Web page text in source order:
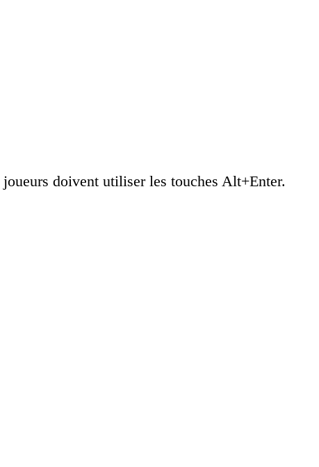
doivent utiliser les touches Alt+Enter.